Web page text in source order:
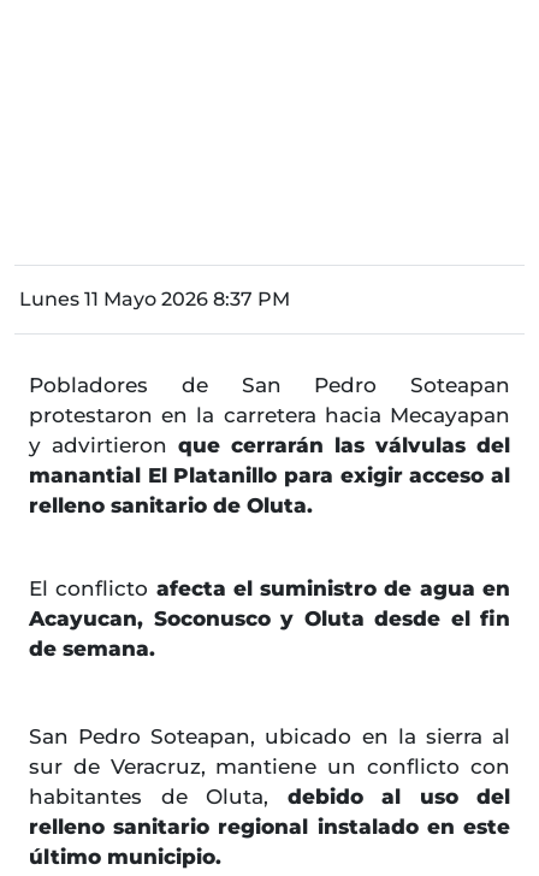
Lunes 11 Mayo 2026 8:37 PM
Pobladores de San Pedro Soteapan
protestaron en la carretera hacia Mecayapan
y advirtieron que cerrarán las válvulas del
manantial El Platanillo para exigir acceso al
relleno sanitario de Oluta.
El conflicto afecta el suministro de agua en
Acayucan, Soconusco y Oluta desde el fin
de semana.
San Pedro Soteapan, ubicado en la sierra al
sur de Veracruz, mantiene un conflicto con
habitantes de Oluta, debido al uso del
relleno sanitario regional instalado en este
último municipio.